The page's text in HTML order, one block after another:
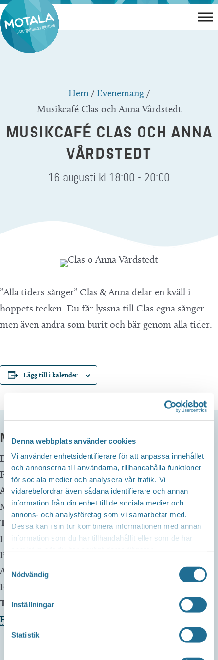
Denna webbplats använder cookies
Vi använder enhetsidentifierare för att anpassa innehållet
och annonserna till användarna, tillhandahålla funktioner
för sociala medier och analysera vår trafik. Vi
vidarebefordrar även sådana identifierare och annan
information från din enhet till de sociala medier och
annons- och analysföretag som vi samarbetar med.
Dessa kan i sin tur kombinera informationen med annan
information som du har tillhandahållit eller som de har
Nödvändig
Inställningar
Statistik
Hoppa
till
innehåll
Hem /Evenemang /
Musikcafé Clas och Anna Vårdstedt
MUSIKCAFÉ CLAS OCH ANNA
VÅRDSTEDT
16 augusti kl 18:00 - 20:00
”Alla tiders sånger” Clas & Anna delar en kväll i
hoppets tecken. Du får lyssna till Clas egna sånger
men även andra som burit och bär genom alla tider.
Lägg till i kalender
MER INFO
Datum: 16 augusti kl 18:00- 20:00
Plats: Equmeniakyrkan Furulid
Adress: Badstrandsvägen 8
Motala, 59170 Sweden
Telefon: 0701524466
E-mail:ingmarie@equmeniakyrkanmotala.se
Pris:Frivillig
Arrangör:Studieförbundet Bilda, Equmeniakyrkan
Furulid
Telefonnummer arrangör:
Evenemangets webbplats »